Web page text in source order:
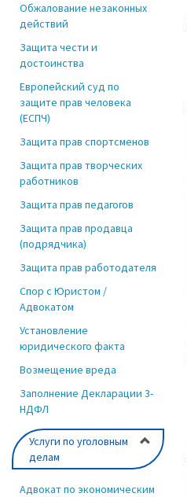
Обжалование незаконных
действий
Защита чести и
достоинства
Европейский суд по
защите прав человека
(ЕСПЧ)
Защита прав спортсменов
Защита прав творческих
работников
Защита прав педагогов
Защита прав продавца
(подрядчика)
Защита прав работодателя
Спор с Юристом /
Адвокатом
Установление
юридического факта
Возмещение вреда
Заполнение Декларации 3-
НДФЛ
Услуги по уголовным
делам
Адвокат по экономическим